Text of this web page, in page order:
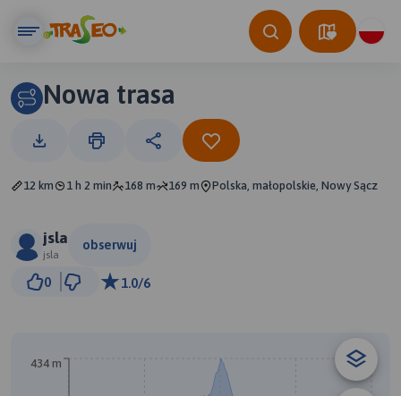
Nowa trasa
12 km 1 h 2 min 168 m 169 m Polska, małopolskie, Nowy Sącz
jsla
jsla
obserwuj
0 1.0/6
434 m